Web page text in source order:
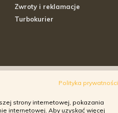
Zwroty i reklamacje
Turbokurier
Polityka prywatności
strony internetowej, pokazania
internetowej. Aby uzyskać więcej